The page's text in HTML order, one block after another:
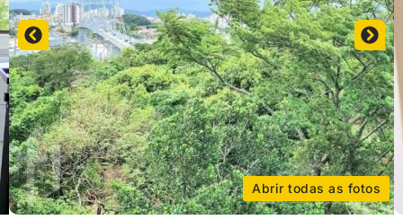
Abrir todas as fotos